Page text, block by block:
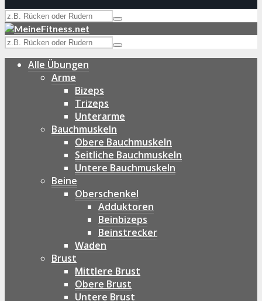
Alle Übungen
Arme
Bizeps
Trizeps
Unterarme
Bauchmuskeln
Obere Bauchmuskeln
Seitliche Bauchmuskeln
Untere Bauchmuskeln
Beine
Oberschenkel
Adduktoren
Beinbizeps
Beinstrecker
Waden
Brust
Mittlere Brust
Obere Brust
Untere Brust